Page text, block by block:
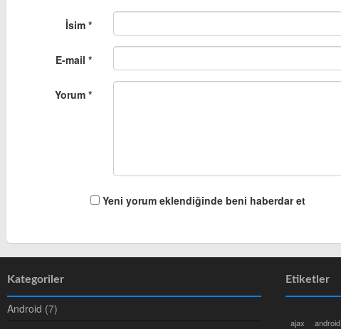
İsim *
E-mail *
Yorum *
Yeni yorum eklendiğinde beni haberdar et
Kategoriler
Android (7)
Etiketler
ajax android